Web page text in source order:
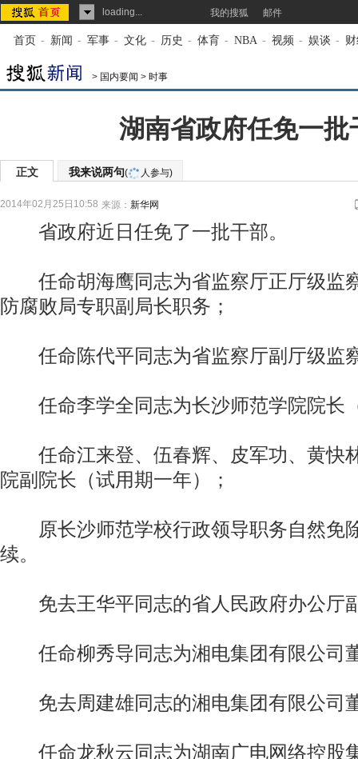
loading... 我的搜狐 邮件
首页 - 新闻 - 军事 - 文化 - 历史 - 体育 - NBA - 视频 - 娱谈 -
> 国内要闻 > 时事
湖南省政府任免一批
正文 我来说两句( 人参与)
2014年02月25日10:58 来源： 新华网
省政府近日任免了一批干部。
任命胡海鹰同志为省监察厅正厅级监
防腐败局专职副局长职务；
任命陈代平同志为省监察厅副厅级监
任命李学全同志为长沙师范学院院长
任命江来登、伍春辉、皮军功、黄快
院副院长（试用期一年）；
原长沙师范学校行政领导职务自然免
续。
免去王华平同志的省人民政府办公厅
任命柳秀导同志为湘电集团有限公司
免去周建雄同志的湘电集团有限公司
任命龙秋云同志为湖南广电网络控股